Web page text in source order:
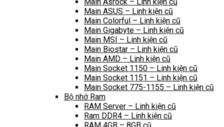
Main Asrock – Linh kiện cũ
Main ASUS – Linh kiện cũ
Main Colorful – Linh kiện cũ
Main Gigabyte – Linh kiện cũ
Main MSI – Linh kiện cũ
Main Biostar – Linh kiện cũ
Main AMD – Linh kiện cũ
Main Socket 1150 – Linh kiện cũ
Main Socket 1151 – Linh kiện cũ
Main Socket 775-1155 – Linh kiện cũ
Bộ nhớ Ram
RAM Server – Linh kiện cũ
Ram DDR4 – Linh kiện cũ